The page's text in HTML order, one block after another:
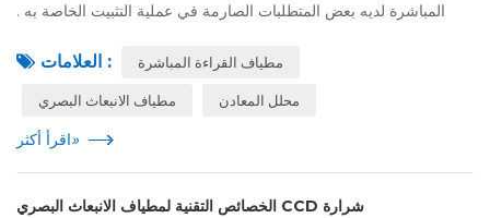
المباشرة لديه بعض المتطلبات الصارمة في عملية التثبيت الخاصة به .
درج...
العلامات : مطياف القراءة المباشرة
مطياف الانبعاث البصري محلل المعادن
اقرأ أكثر»
الخصائص التقنية لمطياف الانبعاث البصري CCD شرارة